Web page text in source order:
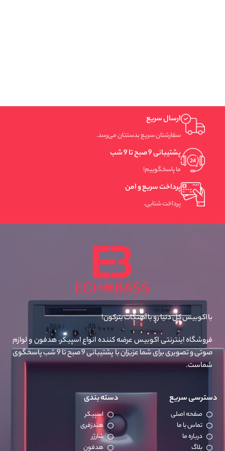
ارسال سریع
سفارشتان سریع بدستتان می‌رسد.
پشتیبانی 9 صبح تا 9 شب
ما پاسخگوییم!
پرداخت سریع و امن
پرداخت شتابی.
با اکوبیس کل دنیا رو با آهنگات بترکون!
فروشگاه اینترنتی اکوبیس عرضه کننده انواع اسپیکر، هدفون و لوازم
صوتی و تصویری برای شما عزیزان با پشتیبانی 9 صبح تا 9 شب پاسخگوی
شماست.
دسترسی سریع
صفحه اصلی
تماس با ما
درباره ما
بلاگ
دسته بندی
اسپیکر
هندزفری
شارژر
هدفون